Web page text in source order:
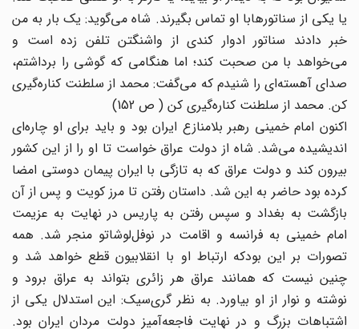
یا یکی از سناتورهابا او تماس بگیرند. شاه می‌گوید: یک بار به من
خبر دادند سناتور ادوار کندی از واشنگتن تلفن زده است و
می‌خواهد با من صحبت کند؛ اما هنگامی که گوشی را برداشتم،
صدای آهسته‌ای را شنیدم که می‌گفت: محمد از سلطنت‌ کناره‌گیری
کن. محمد ‌از سلطنت کناره‌گیری کن ( ص 152)
اکنون امام خمینی رهبر بلامنازع ایران بود و باید برای او چاره‌ای
اندیشیده می‌شد. شاه از دولت عراق خواست تا او را از این کشور
بیرون کند و دولت عراق که به تازگی با ایران پیمان دوستی امضا
کرده بود حاضر به این شد. داستان رفتن تا مرز کویت و پس از آن
بازگشت به بغداد و سپس رفتن به پاریس در نهایت به عزیمت
امام خمینی به فرانسه و اقامت در نوفل‌لوشاتو منجر شد. همه
تصورات بر این بودکه ارتباط او با انقلابیون قطع خواهد شد و
چنین نیست که همانند عراق هر زائری بتواند به عراق برود و
نوشته و نوار از او بیاورد. به نظر گری‌سیک: این استدلال یکی از
اشتباهات بزرگ و در نهایت فاجعه‌آمیز دولت مردان ایران بود.